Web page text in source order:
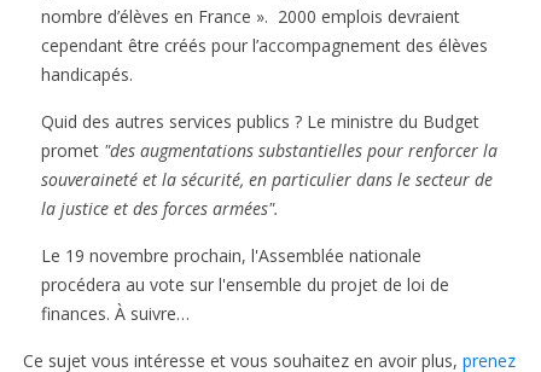
nombre d’élèves en France ». 2000 emplois devraient
cependant être créés pour l’accompagnement des élèves
handicapés.
Quid des autres services publics ? Le ministre du Budget
promet "des augmentations substantielles pour renforcer la
souveraineté et la sécurité, en particulier dans le secteur de
la justice et des forces armées".
Le 19 novembre prochain, l'Assemblée nationale
procédera au vote sur l'ensemble du projet de loi de
finances. À suivre…
Ce sujet vous intéresse et vous souhaitez en avoir plus, prenez